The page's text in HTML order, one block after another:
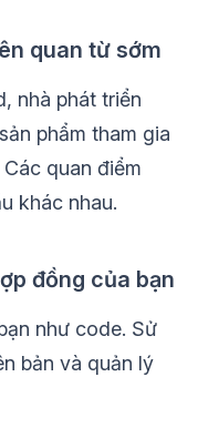
quan từ sớm
nhà phát triển
phẩm tham gia
quan điểm
khác nhau.
đồng của bạn
như code. Sử
bản và quản lý